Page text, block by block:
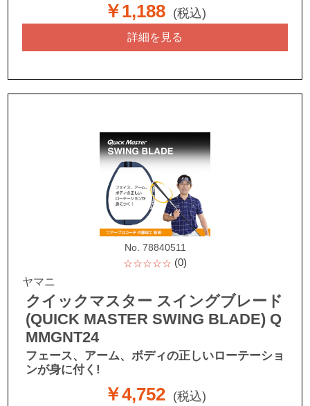
￥1,188 (税込)
詳細を見る
No. 78840511
☆☆☆☆☆ (0)
ヤマニ
クイックマスター スイングブレード
(QUICK MASTER SWING BLADE) Q
MMGNT24
フェース、アーム、ボディの正しいローテーショ
ンが身に付く!
￥4,752 (税込)